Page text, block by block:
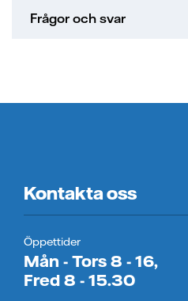
Frågor och svar
Kontakta oss
Öppettider
Mån - Tors 8 - 16,
Fred 8 - 15.30